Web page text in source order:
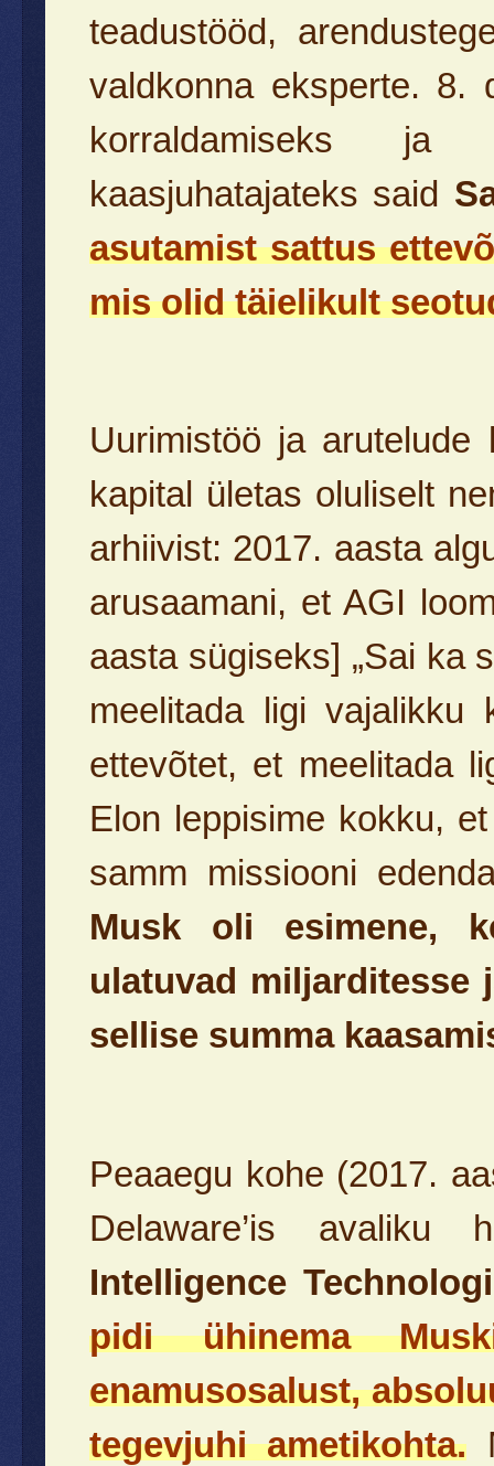
teadustööd,
valdkonna eksperte. 8.
korraldamiseks ja
kaasjuhatajateks said
asutamist sattus
mis olid täielikult
Uurimistöö ja
kapital ületas oluliselt
arhiivist: 2017. aasta
arusaamani, et AGI
aasta sügiseks] „Sai ka
meelitada ligi vajalikku
ettevõtet, et meelitada
Elon leppisime kokku,
samm missiooni
Musk oli esimene,
ulatuvad miljarditesse
sellise summa
Peaaegu kohe (2017.
Delaware’is avaliku
Intelligence
pidi ühinema
enamusosalust,
tegevjuhi ametikohta.